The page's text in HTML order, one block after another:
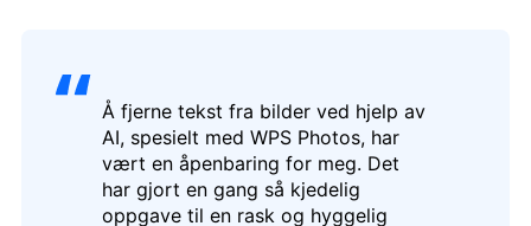
Å fjerne tekst fra bilder ved hjelp av
AI, spesielt med WPS Photos, har
vært en åpenbaring for meg. Det
har gjort en gang så kjedelig
oppgave til en rask og hyggelig